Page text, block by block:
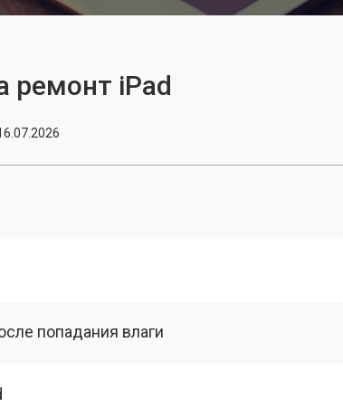
ремонт iPad
попадания влаги